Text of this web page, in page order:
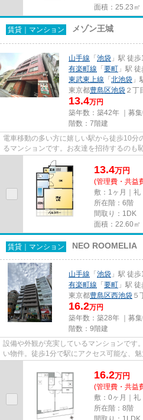
面積：25.23㎡
賃貸｜マンション メゾン王城
山手線 「 池袋 」駅 徒
有楽町線 「 要町 」駅
東武東上線 「 北池袋 」
東京都豊島区池袋 ２丁
13.4万円
築年数：築42年 ｜募集
階数：7階建
電車移動の多い方に嬉しい駅から徒歩10分
るマンションです。お友達を招待するのも
ーター付きの物件です。新し...
13.4万円
(管理費・共益
敷：1ヶ月｜礼
所在階：6階
間取り：1DK
面積：22.60㎡
賃貸｜マンション NEO ROOMELIA
山手線 「 池袋 」駅 徒
有楽町線 「 要町 」駅
東京都豊島区西池袋 ５
16.2万円
築年数：築28年 ｜募集
階数：9階建
設備や外観が充実しているマンションです
い物件。徒歩1分で駅にアクセス可能な、
16.2万円
(管理費・共益
敷：0ヶ月｜礼
所在階：8階